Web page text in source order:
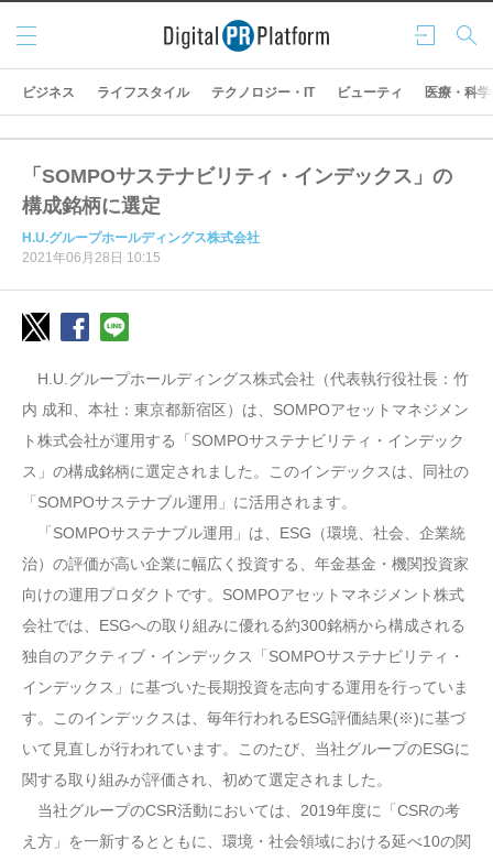
ログ
イン
検索
メニ
ュー
ビジネス ライフスタイル テクノロジー・IT ビューティ 医療・科学
「SOMPOサステナビリティ・インデックス」の
構成銘柄に選定
H.U.グループホールディングス株式会社
2021年06月28日 10:15
H.U.グループホールディングス株式会社（代表執行役社長：竹
内 成和、本社：東京都新宿区）は、SOMPOアセットマネジメン
ト株式会社が運用する「SOMPOサステナビリティ・インデック
ス」の構成銘柄に選定されました。このインデックスは、同社の
「SOMPOサステナブル運用」に活用されます。
「SOMPOサステナブル運用」は、ESG（環境、社会、企業統
治）の評価が高い企業に幅広く投資する、年金基金・機関投資家
向けの運用プロダクトです。SOMPOアセットマネジメント株式
会社では、ESGへの取り組みに優れる約300銘柄から構成される
独自のアクティブ・インデックス「SOMPOサステナビリティ・
インデックス」に基づいた長期投資を志向する運用を行っていま
す。このインデックスは、毎年行われるESG評価結果(※)に基づ
いて見直しが行われています。このたび、当社グループのESGに
関する取り組みが評価され、初めて選定されました。
当社グループのCSR活動においては、2019年度に「CSRの考
え方」を一新するとともに、環境・社会領域における延べ10の関